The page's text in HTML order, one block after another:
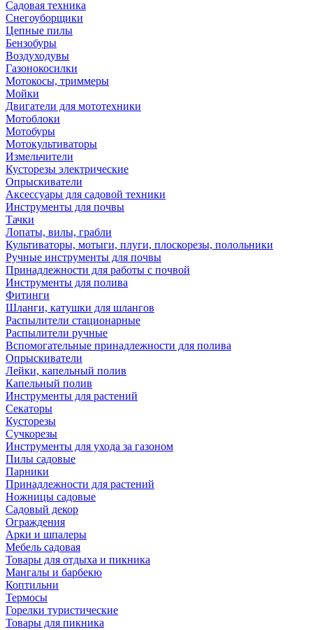
Садовая техника
Снегоуборщики
Цепные пилы
Бензобуры
Воздуходувы
Газонокосилки
Мотокосы, триммеры
Мойки
Двигатели для мототехники
Мотоблоки
Мотобуры
Мотокультиваторы
Измельчители
Кусторезы электрические
Опрыскиватели
Аксессуары для садовой техники
Инструменты для почвы
Тачки
Лопаты, вилы, грабли
Культиваторы, мотыги, плуги, плоскорезы, полольники
Ручные инструменты для почвы
Принадлежности для работы с почвой
Инструменты для полива
Фитинги
Шланги, катушки для шлангов
Распылители стационарные
Распылители ручные
Вспомогательные принадлежности для полива
Опрыскиватели
Лейки, капельный полив
Капельный полив
Инструменты для растений
Секаторы
Кусторезы
Сучкорезы
Инструменты для ухода за газоном
Пилы садовые
Парники
Принадлежности для растений
Ножницы садовые
Садовый декор
Ограждения
Арки и шпалеры
Мебель садовая
Товары для отдыха и пикника
Мангалы и барбекю
Коптильни
Термосы
Горелки туристические
Товары для пикника